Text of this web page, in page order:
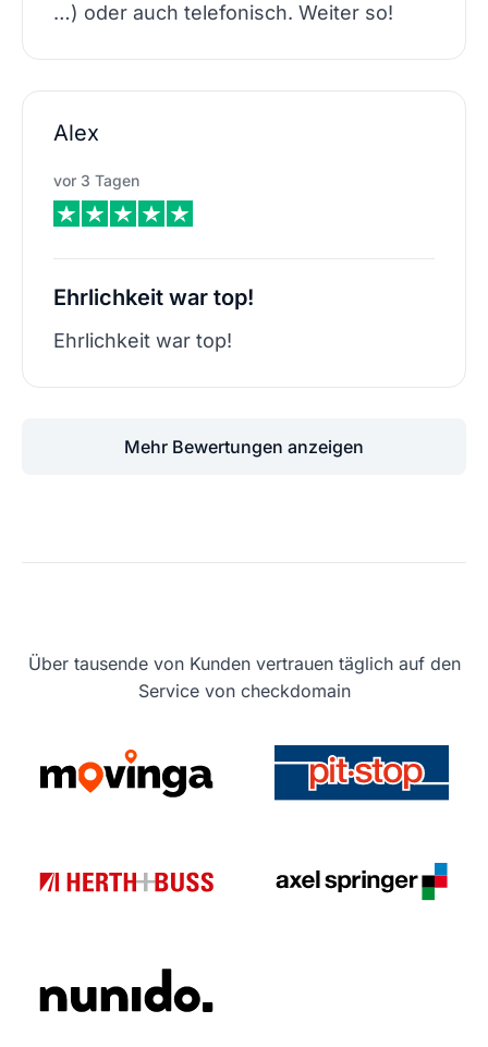
…) oder auch telefonisch. Weiter so!
Alex
vor 3 Tagen
Ehrlichkeit war top!
Ehrlichkeit war top!
Mehr Bewertungen anzeigen
Über tausende von Kunden vertrauen täglich auf den
Service von checkdomain